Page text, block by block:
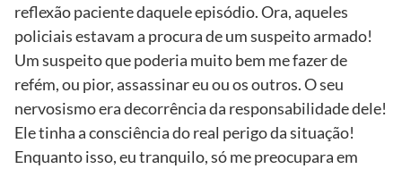
reflexão paciente daquele episódio. Ora, aqueles
policiais estavam a procura de um suspeito armado!
Um suspeito que poderia muito bem me fazer de
refém, ou pior, assassinar eu ou os outros. O seu
nervosismo era decorrência da responsabilidade dele!
Ele tinha a consciência do real perigo da situação!
Enquanto isso, eu tranquilo, só me preocupara em